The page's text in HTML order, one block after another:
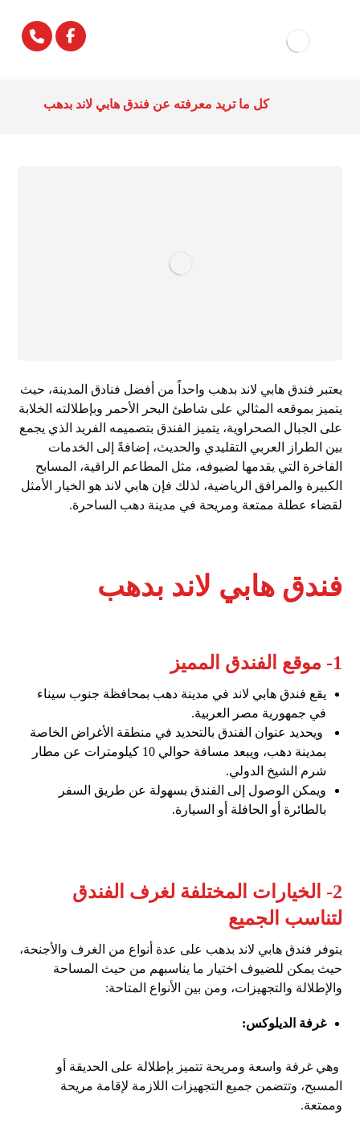
كل ما تريد معرفته عن فندق هابي لاند بدهب
يعتبر فندق هابي لاند بدهب واحداً من أفضل فنادق المدينة، حيث
يتميز بموقعه المثالي على شاطئ البحر الأحمر وبإطلالته الخلابة
على الجبال الصحراوية، يتميز الفندق بتصميمه الفريد الذي يجمع
بين الطراز العربي التقليدي والحديث، إضافةً إلى الخدمات
الفاخرة التي يقدمها لضيوفه، مثل المطاعم الراقية، المسابح
الكبيرة والمرافق الرياضية، لذلك فإن هابي لاند هو الخيار الأمثل
لقضاء عطلة ممتعة ومريحة في مدينة دهب الساحرة.
فندق هابي لاند بدهب
1- موقع الفندق المميز
يقع فندق هابي لاند في مدينة دهب بمحافظة جنوب سيناء
في جمهورية مصر العربية.
ويحديد عنوان الفندق بالتحديد في منطقة الأغراض الخاصة
بمدينة دهب، ويبعد مسافة حوالي 10 كيلومترات عن مطار
شرم الشيخ الدولي.
ويمكن الوصول إلى الفندق بسهولة عن طريق السفر
بالطائرة أو الحافلة أو السيارة.
2- الخيارات المختلفة لغرف الفندق
لتناسب الجميع
يتوفر فندق هابي لاند بدهب على عدة أنواع من الغرف والأجنحة،
حيث يمكن للضيوف اختيار ما يناسبهم من حيث المساحة
والإطلالة والتجهيزات، ومن بين الأنواع المتاحة:
غرفة الديلوكس:
وهي غرفة واسعة ومريحة تتميز بإطلالة على الحديقة أو
المسبح، وتتضمن جميع التجهيزات اللازمة لإقامة مريحة
وممتعة.